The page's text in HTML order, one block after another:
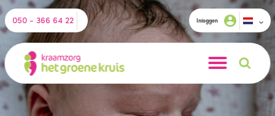
050 - 366 64 22 Inloggen